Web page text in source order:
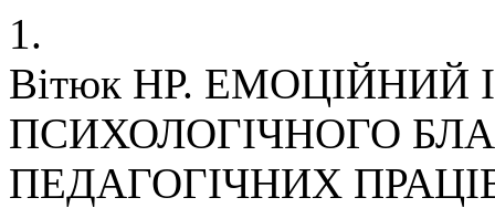
1.
Вітюк НР.
ПСИХОЛОГІЧНОГО
ПЕДАГОГІЧНИХ